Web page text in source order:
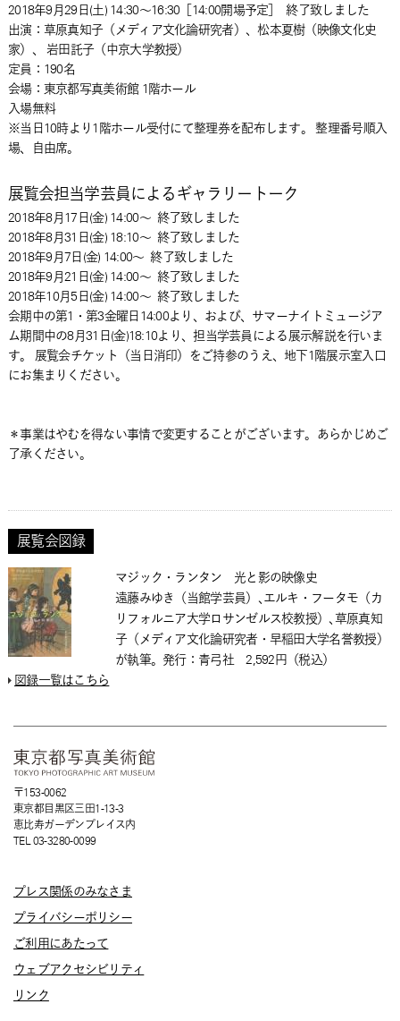
2018年9月29日(土) 14:30～16:30［14:00開場予定］終了致しました
出演：草原真知子（メディア文化論研究者）、松本夏樹（映像文化史
家）、 岩田託子（中京大学教授）
定員：190名
会場：東京都写真美術館 1階ホール
入場無料
※当日10時より1階ホール受付にて整理券を配布します。 整理番号順入
場、自由席。
展覧会担当学芸員によるギャラリートーク
2018年8月17日(金) 14:00～ 終了致しました
2018年8月31日(金) 18:10～ 終了致しました
2018年9月7日(金) 14:00～終了致しました
2018年9月21日(金) 14:00～ 終了致しました
2018年10月5日(金) 14:00～ 終了致しました
会期中の第1・第3金曜日14:00より、および、サマーナイトミュージア
ム期間中の8月31日(金)18:10より、担当学芸員による展示解説を行いま
す。 展覧会チケット（当日消印）をご持参のうえ、地下1階展示室入口
にお集まりください。
＊事業はやむを得ない事情で変更することがございます。あらかじめご
了承ください。
展覧会図録
マジック・ランタン 光と影の映像史
遠藤みゆき（当館学芸員）､エルキ・フータモ（カ
リフォルニア大学ロサンゼルス校教授）､草原真知
子（メディア文化論研究者・早稲田大学名誉教授）
が執筆。発行：青弓社 2,592円（税込）
図録一覧はこちら
〒153-0062
東京都目黒区三田1-13-3
恵比寿ガーデンプレイス内
TEL 03-3280-0099
プレス関係のみなさま
プライバシーポリシー
ご利用にあたって
ウェブアクセシビリティ
リンク